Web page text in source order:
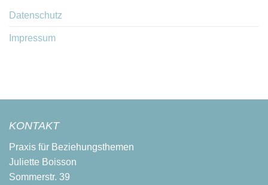
Datenschutz
Impressum
KONTAKT
Praxis für Beziehungsthemen
Juliette Boisson
Sommerstr. 39